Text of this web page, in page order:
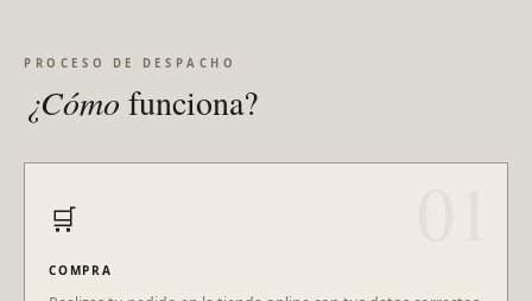
PROCESO DE DESPACHO
¿Cómo funciona?
🛒
COMPRA